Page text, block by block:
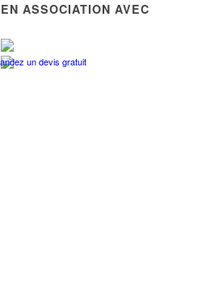
un devis gratuit
EN ASSOCIATION AVEC